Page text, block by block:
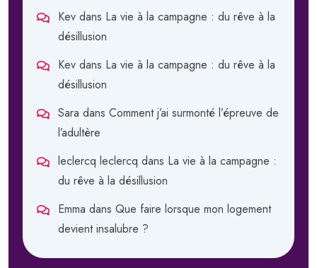
Kev dans La vie à la campagne : du rêve à la
désillusion
Kev dans La vie à la campagne : du rêve à la
désillusion
Sara dans Comment j’ai surmonté l’épreuve de
l’adultère
leclercq leclercq dans La vie à la campagne :
du rêve à la désillusion
Emma dans Que faire lorsque mon logement
devient insalubre ?